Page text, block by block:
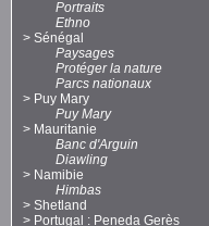
Portraits
Ethno
> Sénégal
Paysages
Protéger la nature
Parcs nationaux
> Puy Mary
Puy Mary
> Mauritanie
Banc d'Arguin
Diawling
> Namibie
Himbas
> Shetland
> Portugal : Peneda Gerès